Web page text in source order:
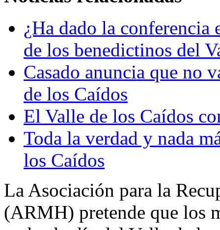
¿Ha dado la conferencia
de los benedictinos del
Casado anuncia que no
de los Caídos
El Valle de los Caídos
Toda la verdad y nada
los Caídos
La Asociación para la
(ARMH) pretende que los